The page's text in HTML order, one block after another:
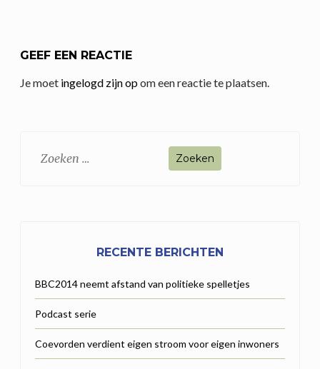
GEEF EEN REACTIE
Je moet ingelogd zijn opom een reactie te plaatsen.
Zoeken
RECENTE BERICHTEN
BBC2014 neemt afstand van politieke spelletjes
Podcast serie
Coevorden verdient eigen stroom voor eigen inwoners